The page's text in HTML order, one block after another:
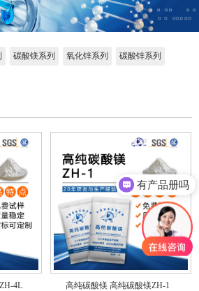
碳酸镁系列 氧化锌系列 碳酸锌系列
4L 高纯碳酸镁 高纯碳酸镁ZH-1
有产品册吗